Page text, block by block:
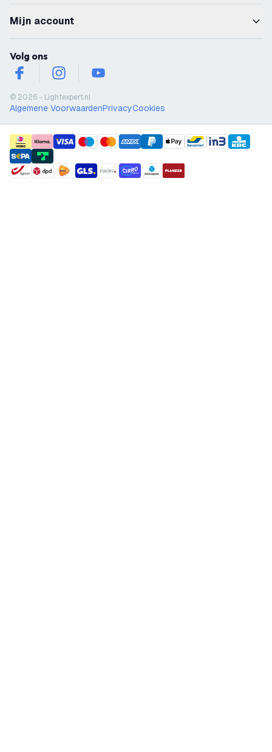
Mijn account
Volg ons
facebookinstagramyoutube
© 2026 - Lightexpert.nl
Algemene VoorwaardenPrivacyCookies
payment methods
shipment methods